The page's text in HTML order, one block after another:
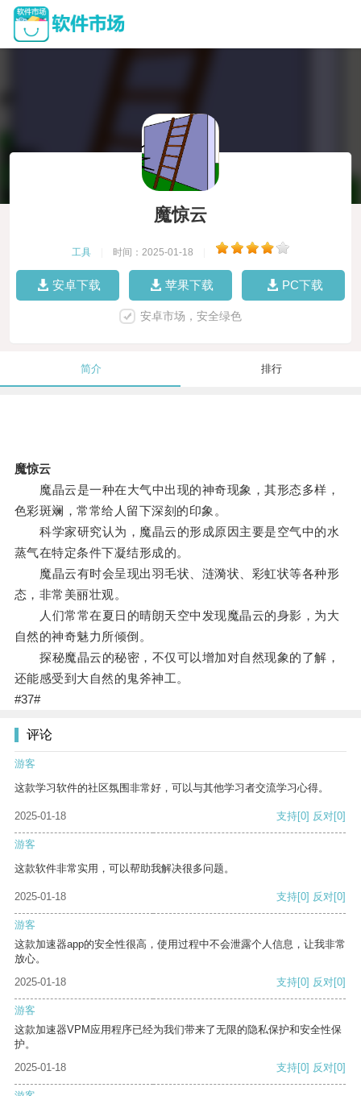
魔惊云
工具 时间：2025-01-18
安卓下载 苹果下载 PC下载
安卓市场，安全绿色
简介 排行
魔惊云
魔晶云是一种在大气中出现的神奇现象，其形态多样，
色彩斑斓，常常给人留下深刻的印象。
科学家研究认为，魔晶云的形成原因主要是空气中的水
蒸气在特定条件下凝结形成的。
魔晶云有时会呈现出羽毛状、涟漪状、彩虹状等各种形
态，非常美丽壮观。
人们常常在夏日的晴朗天空中发现魔晶云的身影，为大
自然的神奇魅力所倾倒。
探秘魔晶云的秘密，不仅可以增加对自然现象的了解，
还能感受到大自然的鬼斧神工。
#37#
评论
游客
这款学习软件的社区氛围非常好，可以与其他学习者交流学习心得。
2025-01-18 支持[0] 反对[0]
游客
这款软件非常实用，可以帮助我解决很多问题。
2025-01-18 支持[0] 反对[0]
游客
这款加速器app的安全性很高，使用过程中不会泄露个人信息，让我非常
放心。
2025-01-18
支持[0] 反对[0]
游客
这款加速器VPM应用程序已经为我们带来了无限的隐私保护和安全性保
护。
2025-01-18
支持[0] 反对[0]